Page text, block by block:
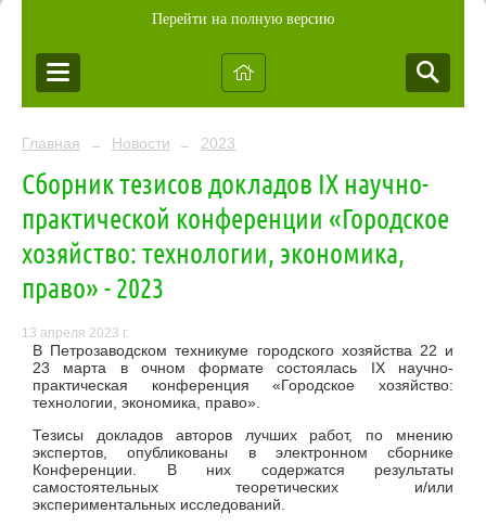
Перейти на полную версию
Главная → Новости → 2023
Сборник тезисов докладов IX научно-
практической конференции «Городское
хозяйство: технологии, экономика,
право» - 2023
13 апреля 2023 г.
В Петрозаводском техникуме городского хозяйства 22 и
23 марта в очном формате состоялась IX научно-
практическая конференция «Городское хозяйство:
технологии, экономика, право».
Тезисы докладов авторов лучших работ, по мнению
экспертов, опубликованы в электронном сборнике
Конференции. В них содержатся результаты
самостоятельных теоретических и/или
экспериментальных исследований.